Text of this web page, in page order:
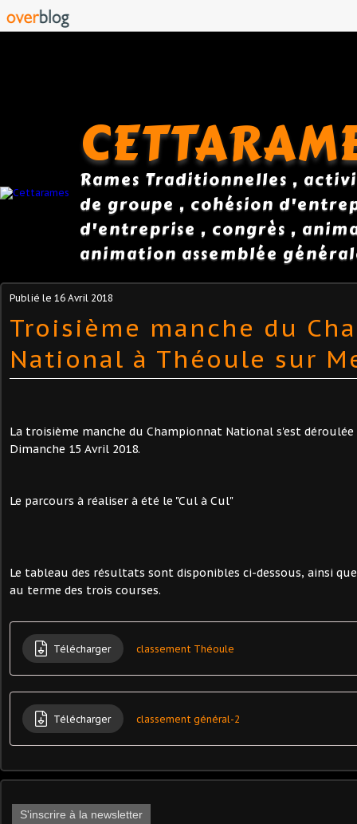
Rames Traditionnelles ,
de groupe , cohésion
d'entreprise , congrès ,
animation assemblée
Publié le 16 Avril 2018
Troisième manche du
National à Théoule sur
La troisième manche du Championnat National s'est
Dimanche 15 Avril 2018.
Le parcours à réaliser à été le "Cul à Cul"
Le tableau des résultats sont disponibles ci-dessous, ainsi
au terme des trois courses.
Télécharger classement Théoule
Télécharger classement général-2
S'inscrire à la newsletter